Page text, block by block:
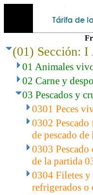
(01) Sección: I
01 Animales
02 Carne y
03 Pescados y
0301 Peces
0302
de pescado
0303 Pescado
de la partida
0304 Filetes y
refrigerados o